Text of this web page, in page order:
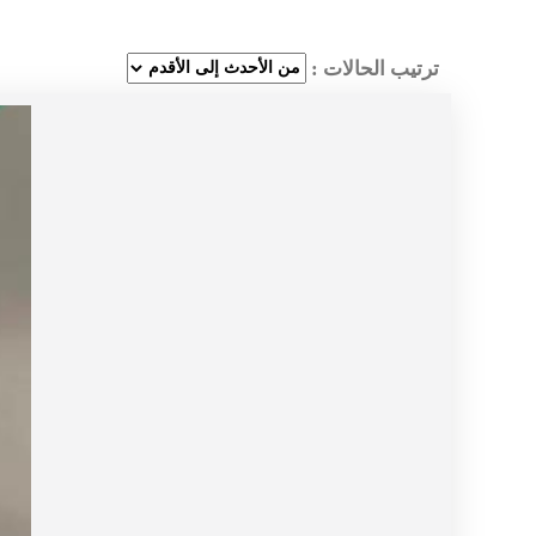
ترتيب الحالات :